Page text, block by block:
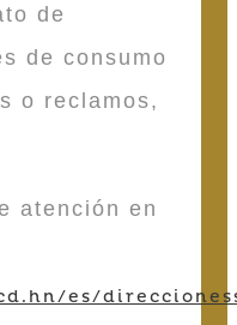
de
de consumo
o reclamos,
atención en
es/